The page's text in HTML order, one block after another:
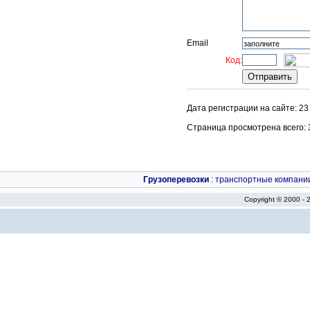
Email
Код:
Дата регистрации на сайте:
Страница просмотрена всего:
Грузоперевозки : транспортные
Copyright © 2000 -